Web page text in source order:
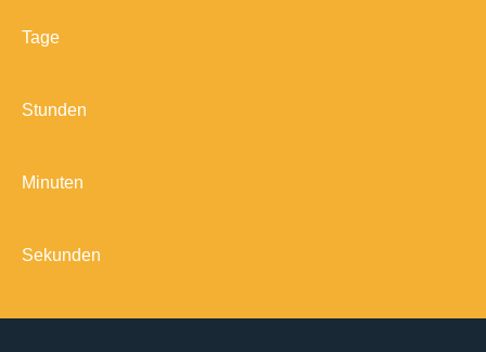
Tage
Stunden
Minuten
Sekunden